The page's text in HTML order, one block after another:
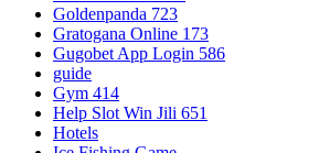
Goldenpanda 723
Gratogana Online 173
Gugobet App Login 586
guide
Gym 414
Help Slot Win Jili 651
Hotels